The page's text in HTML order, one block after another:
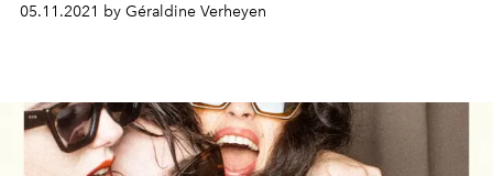
Pasquale Bruni. Focus.
05.11.2021 by Géraldine Verheyen